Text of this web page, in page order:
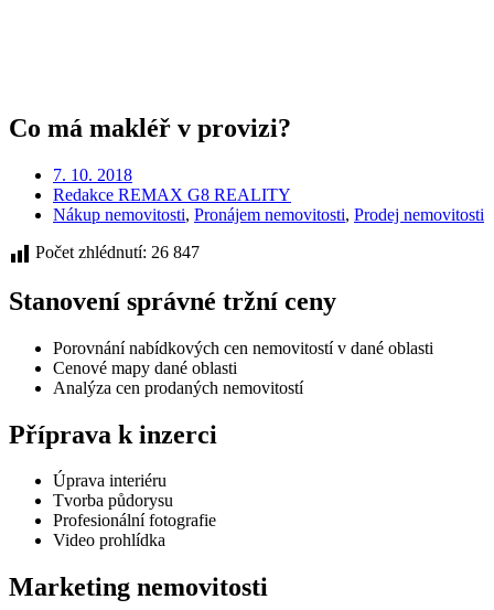
Co má makléř v provizi?
7. 10. 2018
Redakce REMAX G8 REALITY
Nákup nemovitosti, Pronájem nemovitosti, Prodej nemovitosti
Počet zhlédnutí: 26 847
Stanovení správné tržní ceny
Porovnání nabídkových cen nemovitostí v dané oblasti
Cenové mapy dané oblasti
Analýza cen prodaných nemovitostí
Příprava k inzerci
Úprava interiéru
Tvorba půdorysu
Profesionální fotografie
Video prohlídka
Marketing nemovitosti